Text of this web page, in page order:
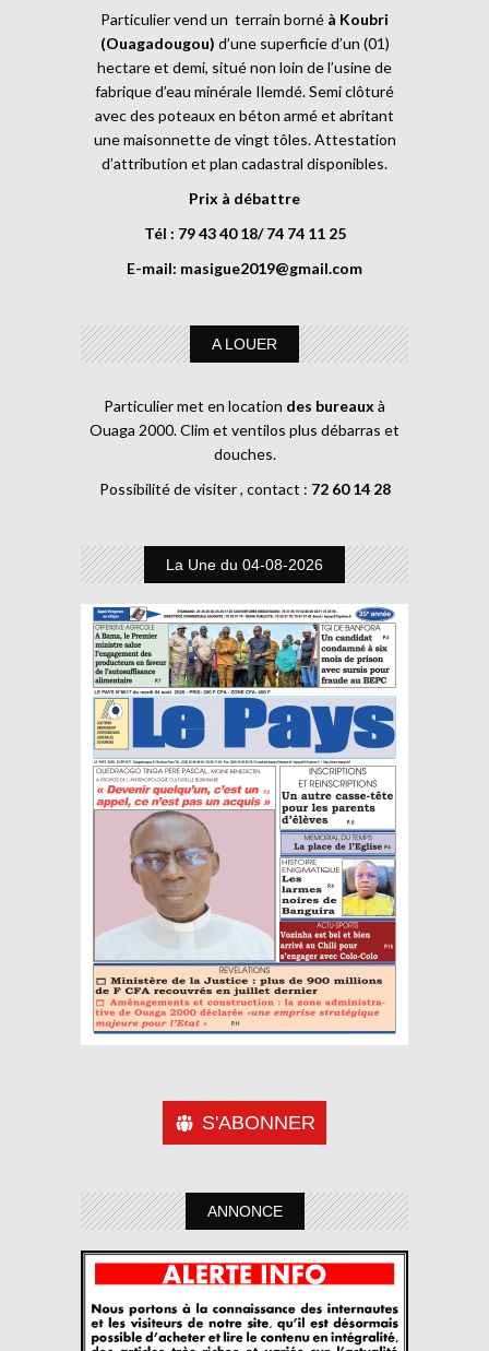
Particulier vend un terrain borné à Koubri
(Ouagadougou) d’une superficie d’un (01)
hectare et demi, situé non loin de l’usine de
fabrique d’eau minérale Ilemdé. Semi clôturé
avec des poteaux en béton armé et abritant
une maisonnette de vingt tôles. Attestation
d’attribution et plan cadastral disponibles.
Prix à débattre
Tél : 79 43 40 18/ 74 74 11 25
E-mail: masigue2019@gmail.com
A LOUER
Particulier met en location des bureaux à
Ouaga 2000. Clim et ventilos plus débarras et
douches.
Possibilité de visiter , contact : 72 60 14 28
La Une du 04-08-2026
S'ABONNER
ANNONCE